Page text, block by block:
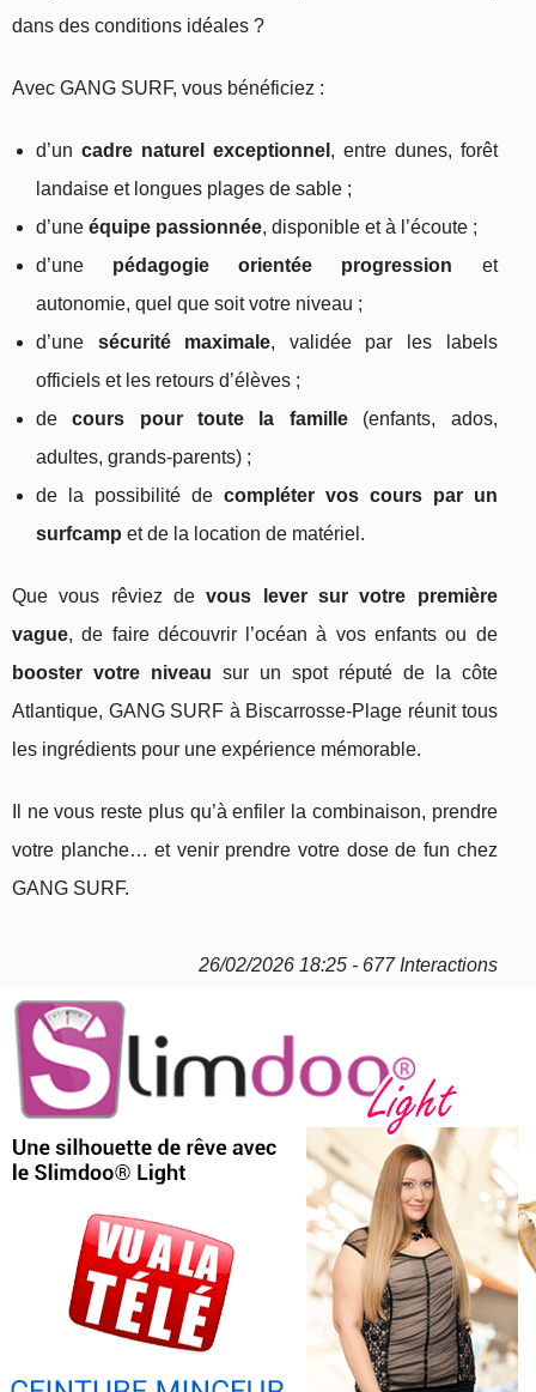
dans des conditions idéales ?
Avec GANG SURF, vous bénéficiez :
d’un cadre naturel exceptionnel , entre dunes, forêt
landaise et longues plages de sable ;
d’une équipe passionnée, disponible et à l’écoute ;
d’une pédagogie orientée progression et
autonomie, quel que soit votre niveau ;
d’une sécurité maximale, validée par les labels
officiels et les retours d’élèves ;
decours pour toute la famille(enfants, ados,
adultes, grands‑parents) ;
de la possibilité de compléter vos cours par un
surfcamp et de la location de matériel.
Que vous rêviez devous lever sur votre première
vague, de faire découvrir l’océan à vos enfants ou de
booster votre niveau sur un spot réputé de la côte
Atlantique, GANG SURF à Biscarrosse‑Plage réunit tous
les ingrédients pour une expérience mémorable.
Il ne vous reste plus qu’à enfiler la combinaison, prendre
votre planche… et venir prendre votre dose de fun chez
GANG SURF.
26/02/2026 18:25 - 677 Interactions